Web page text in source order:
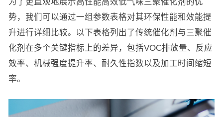
势，我们可以通过一组参数表格对其环保性能和效能提
升进行详细比较。以下表格列出了传统催化剂与三聚催
化剂在多个关键指标上的差异，包括VOC排放量、反应
效率、机械强度提升率、耐久性指数以及加工时间缩短
率。